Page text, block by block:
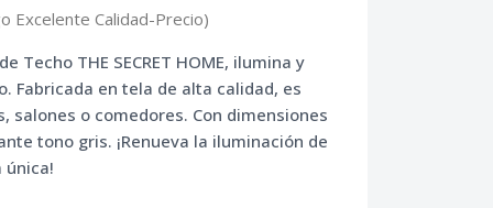
Excelente Calidad-Precio)
Techo THE SECRET HOME, ilumina y
Fabricada en tela de alta calidad, es
salones o comedores. Con dimensiones
tono gris. ¡Renueva la iluminación de
única!